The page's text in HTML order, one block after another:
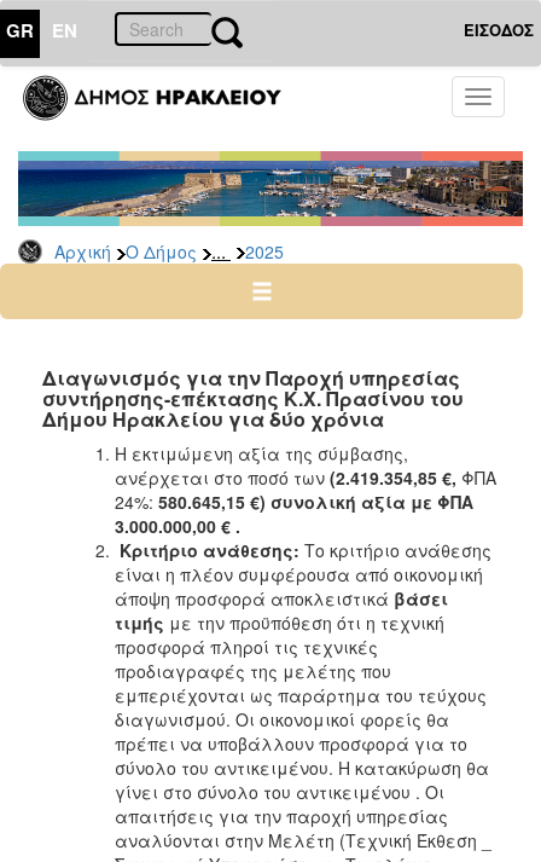
GR EN ΕΙΣΟΔΟΣ
Toggle
Αρχική Ο Δήμος ... 2025
ΔΗΜΟΣ
Διακηρύξεις
-
Δημοπρασίες
Αρχείο
2025
2023
2022
2021
2020
2019
2018
2017
2016
2015
2013
Διαγωνισμός για την Παροχή υπηρεσίας
συντήρησης-επέκτασης Κ.Χ. Πρασίνου του
Δήμου Ηρακλείου για δύο χρόνια
Η εκτιμώμενη αξία της σύμβασης,
ανέρχεται στο ποσό των (2.419.354,85 €, ΦΠΑ
24%: 580.645,15 €) συνολική αξία με ΦΠΑ
3.000.000,00 € .
Κριτήριο ανάθεσης: Το κριτήριο ανάθεσης
είναι η πλέον συμφέρουσα από οικονομική
άποψη προσφορά αποκλειστικά βάσει
τιμής με την προϋπόθεση ότι η τεχνική
προσφορά πληροί τις τεχνικές
προδιαγραφές της μελέτης που
εμπεριέχονται ως παράρτημα του τεύχους
διαγωνισμού. Οι οικονομικοί φορείς θα
πρέπει να υποβάλλουν προσφορά για το
σύνολο του αντικειμένου. Η κατακύρωση θα
γίνει στο σύνολο του αντικειμένου . Οι
απαιτήσεις για την παροχή υπηρεσίας
αναλύονται στην Μελέτη (Τεχνική Έκθεση _